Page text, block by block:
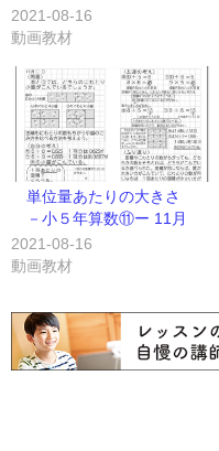
2021-08-16
動画教材
単位量あたりの大きさ
－小５年算数⑪ー 11月
2021-08-16
動画教材